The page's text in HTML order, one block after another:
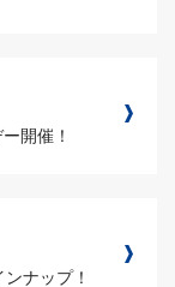
開催！
ナップ！